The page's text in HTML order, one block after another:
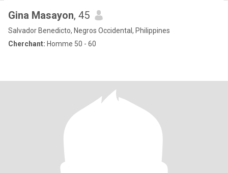
Gina Masayon, 45
Salvador Benedicto, Negros Occidental, Philippines
Cherchant: Homme 50 - 60